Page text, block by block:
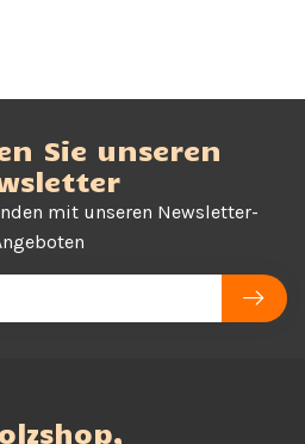
Sie unseren
mit unseren Newsletter-